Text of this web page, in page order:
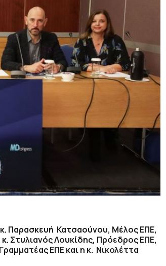
Παρασκευή Κατσαούνου, Μέλος ΕΠΕ,
κ. Στυλιανός Λουκίδης, Πρόεδρος ΕΠΕ,
ΕΠΕ και η κ. Νικολέττα